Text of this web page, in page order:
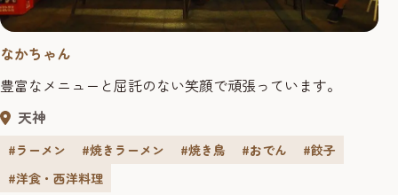
なかちゃん
豊富なメニューと屈託のない笑顔で頑張っています。
天神
#ラーメン #焼きラーメン #焼き鳥 #おでん
#餃子
#洋食・西洋料理